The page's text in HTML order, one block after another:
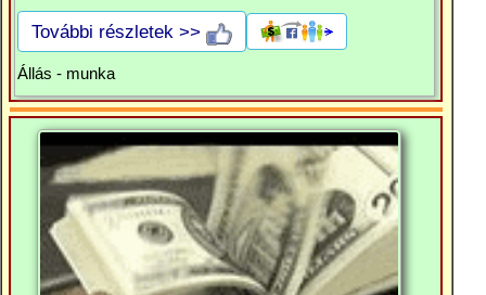
További részletek >>
Állás - munka